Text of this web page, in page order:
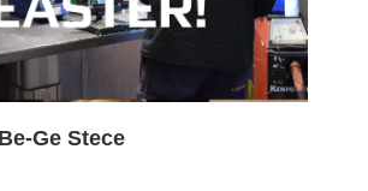
Ge Stece